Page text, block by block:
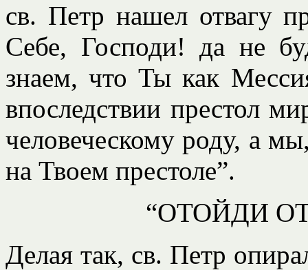
св. Петр нашел отвагу
Себе, Господи! да не
знаем, что Ты как
впоследствии престол
человеческому роду, а
на Твоем престоле”.
“ОТОЙДИ
Делая так, св. Петр